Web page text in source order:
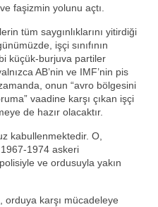
faşizmin yolunu açtı.
tüm saygınlıklarını yitirdiği
işçi sınıfının
küçük-burjuva partiler
AB’nin ve IMF’nin pis
onun “avro bölgesini
vaadine karşı çıkan işçi
de hazır olacaktır.
kabullenmektedir. O,
1974 askeri
ve ordusuyla yakın
orduya karşı mücadeleye